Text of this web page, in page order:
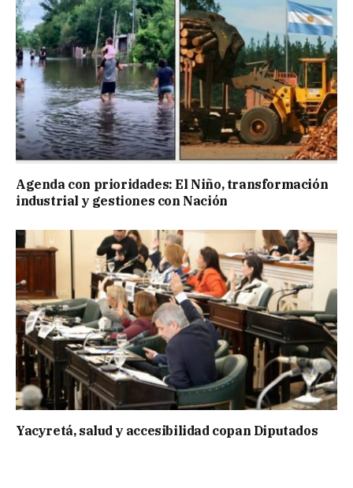
Agenda con prioridades: El Niño, transformación
industrial y gestiones con Nación
Yacyretá, salud y accesibilidad copan Diputados